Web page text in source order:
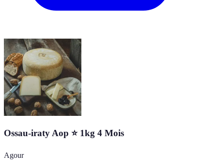
Ossau-iraty Aop ⭐ 1kg 4 Mois
Agour